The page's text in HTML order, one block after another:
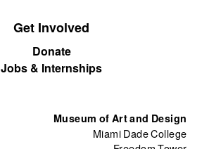
Get Involved
Donate
Jobs & Internships
Museum of Art and Design
Miami Dade College